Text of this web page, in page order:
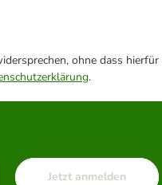
ohne dass hierfür
.
Jetzt anmelden